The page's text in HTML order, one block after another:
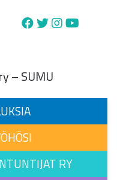
– SUMU
RY